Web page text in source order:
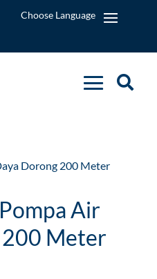
Dorong 200 Meter
Air
200 Meter